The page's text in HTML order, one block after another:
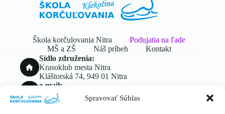
Spravovať Súhlas
Škola korčulovania Nitra
Podujatia na ľade
MŠ a ZŠ
Náš príbeh
Kontakt
Sídlo združenia:
Krasoklub mesta Nitra
Kláštorská 74, 949 01 Nitra
e-mail:
info@kkm.sk
Telefón: